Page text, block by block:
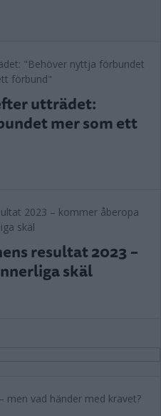
utträdet:
mer som ett
resultat 2023 –
skäl